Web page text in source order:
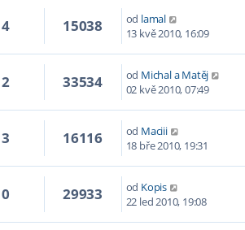
4 15038 od lamal
13 kvě 2010, 16:09
2 33534 od Michal a Matěj
02 kvě 2010, 07:49
3 16116 od Maciii
18 bře 2010, 19:31
0 29933 od Kopis
22 led 2010, 19:08